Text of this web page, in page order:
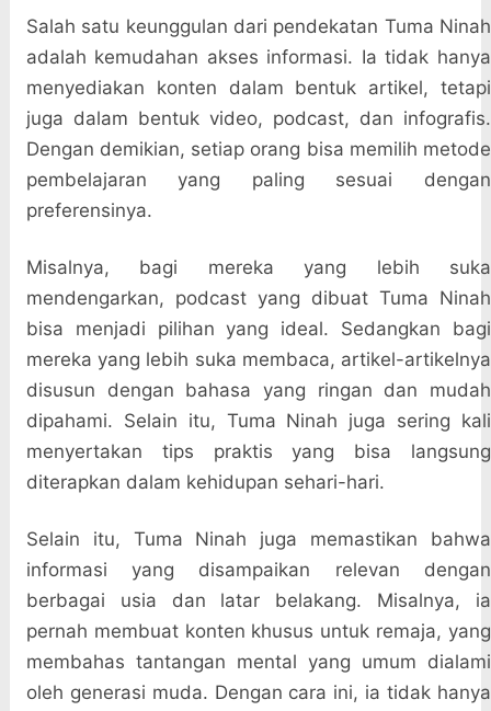
Salah satu keunggulan dari pendekatan Tuma Ninah
adalah kemudahan akses informasi. Ia tidak hanya
menyediakan konten dalam bentuk artikel, tetapi
juga dalam bentuk video, podcast, dan infografis.
Dengan demikian, setiap orang bisa memilih metode
pembelajaran yang paling sesuai dengan
preferensinya.
Misalnya, bagi mereka yang lebih suka
mendengarkan, podcast yang dibuat Tuma Ninah
bisa menjadi pilihan yang ideal. Sedangkan bagi
mereka yang lebih suka membaca, artikel-artikelnya
disusun dengan bahasa yang ringan dan mudah
dipahami. Selain itu, Tuma Ninah juga sering kali
menyertakan tips praktis yang bisa langsung
diterapkan dalam kehidupan sehari-hari.
Selain itu, Tuma Ninah juga memastikan bahwa
informasi yang disampaikan relevan dengan
berbagai usia dan latar belakang. Misalnya, ia
pernah membuat konten khusus untuk remaja, yang
membahas tantangan mental yang umum dialami
oleh generasi muda. Dengan cara ini, ia tidak hanya